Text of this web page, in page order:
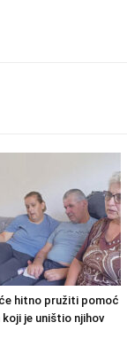
hitno pružiti pomoć
je uništio njihov